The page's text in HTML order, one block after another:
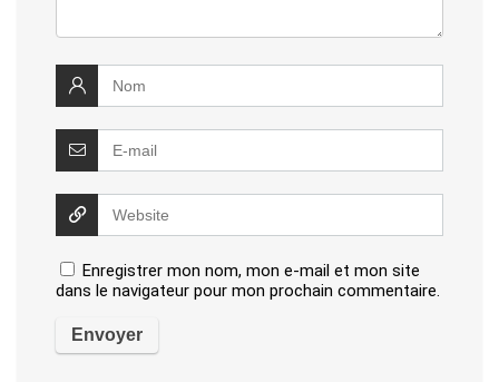
Enregistrer mon nom, mon e-mail et mon site
dans le navigateur pour mon prochain commentaire.